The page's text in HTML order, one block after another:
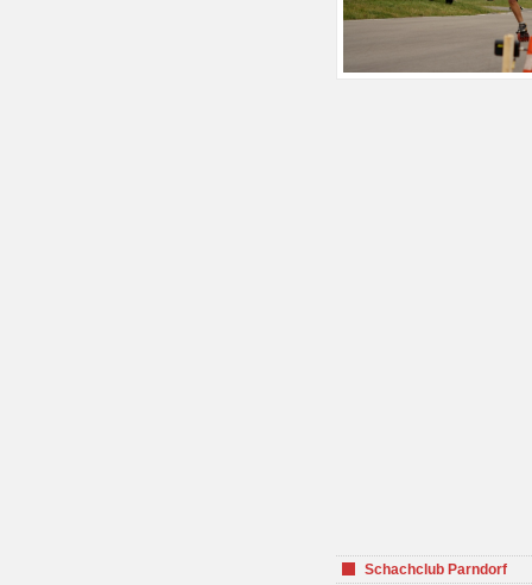
Schachclub Parndorf